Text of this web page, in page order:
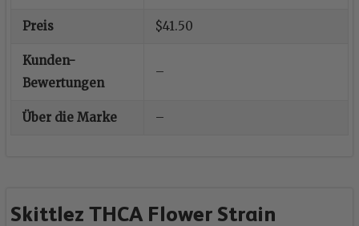
Preis $41.50
Kunden-
Bewertungen
–
Über die Marke –
Skittlez THCA Flower Strain